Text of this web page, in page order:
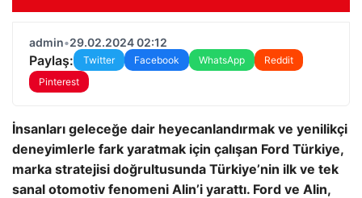
admin•29.02.2024 02:12
Paylaş: Twitter Facebook WhatsApp
Reddit
Pinterest
İnsanları geleceğe dair heyecanlandırmak ve yenilikçi
deneyimlerle fark yaratmak için çalışan Ford Türkiye,
marka stratejisi doğrultusunda Türkiye’nin ilk ve tek
sanal otomotiv fenomeni Alin’i yarattı. Ford ve Alin,